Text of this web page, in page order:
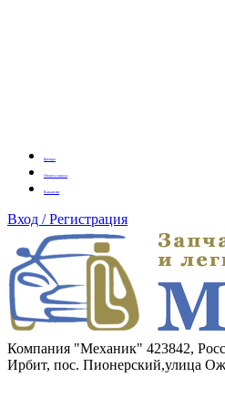
Бренды
Оплата заказа
Вакансии
Вход / Регистрация
Компания "Механик" 423842,
Ирбит, пос. Пионерский,улица